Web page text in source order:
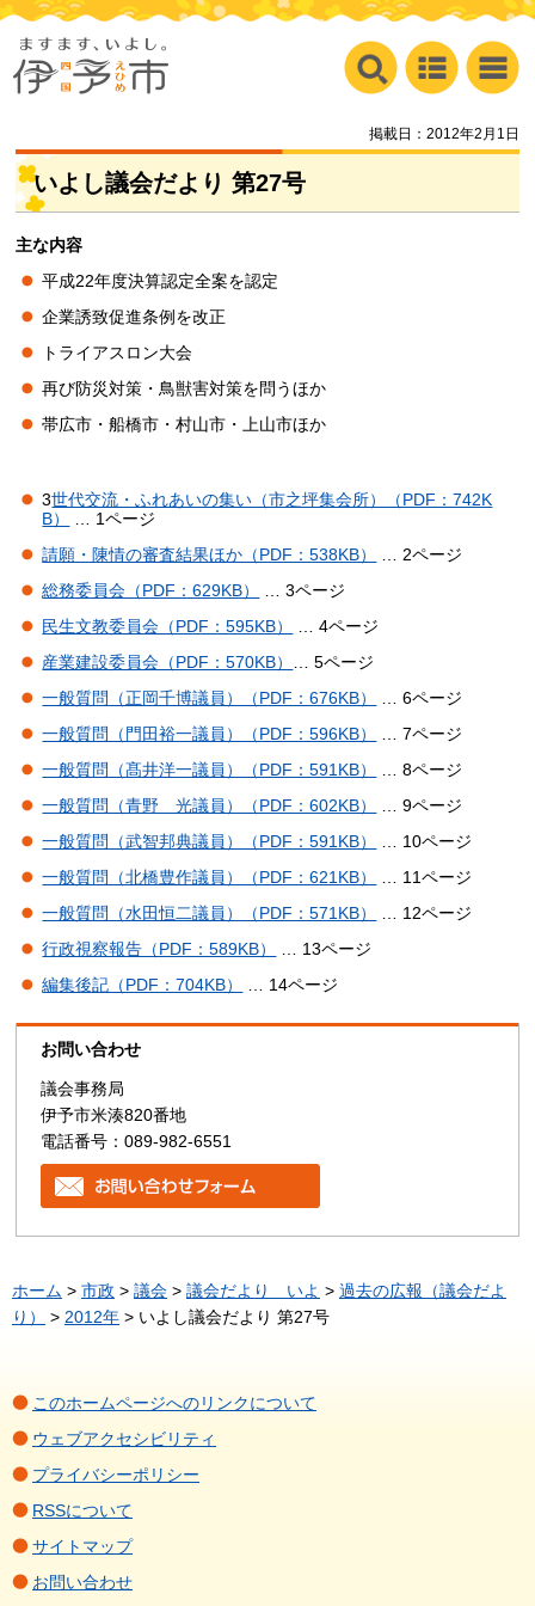
掲載日：2012年2月1日
いよし議会だより 第27号
主な内容
平成22年度決算認定全案を認定
企業誘致促進条例を改正
トライアスロン大会
再び防災対策・鳥獣害対策を問うほか
帯広市・船橋市・村山市・上山市ほか
3世代交流・ふれあいの集い（市之坪集会所）（PDF：742K
B）
… 1ページ
請願・陳情の審査結果ほか（PDF：538KB）
… 2ページ
総務委員会（PDF：629KB）
… 3ページ
民生文教委員会（PDF：595KB）
… 4ページ
産業建設委員会（PDF：570KB） … 5ページ
一般質問（正岡千博議員）（PDF：676KB）
… 6ページ
一般質問（門田裕一議員）（PDF：596KB）
… 7ページ
一般質問（髙井洋一議員）（PDF：591KB）
… 8ページ
一般質問（青野 光議員）（PDF：602KB）
… 9ページ
一般質問（武智邦典議員）（PDF：591KB）
… 10ページ
一般質問（北橋豊作議員）（PDF：621KB）
… 11ページ
一般質問（水田恒二議員）（PDF：571KB）
… 12ページ
行政視察報告（PDF：589KB）
… 13ページ
編集後記（PDF：704KB）
… 14ページ
お問い合わせ
議会事務局
伊予市米湊820番地
電話番号：089-982-6551
ホーム > 市政 > 議会 > 議会だより いよ > 過去の広報（議会だよ
り）
> 2012年 > いよし議会だより 第27号
このホームページへのリンクについて
ウェブアクセシビリティ
プライバシーポリシー
RSSについて
サイトマップ
お問い合わせ